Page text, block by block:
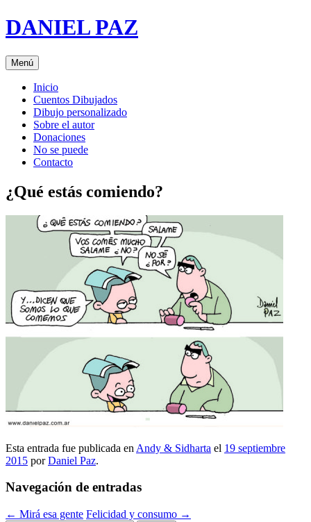
Saltar
al
DANIEL PAZ
Menú
Inicio
Cuentos Dibujados
Dibujo personalizado
Sobre el autor
Donaciones
No se puede
Contacto
¿Qué estás comiendo?
Esta entrada fue publicada en Andy & Sidharta el 19 septiembre
2015 porDaniel Paz.
Navegación de entradas
← Mirá esa gente Felicidad y consumo →